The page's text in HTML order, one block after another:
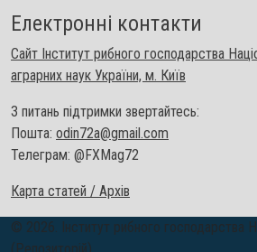
Електронні контакти
Сайт Інститут рибного господарства
аграрних наук України, м. Київ
З питань підтримки звертайтесь:
Пошта: odin72a@gmail.com
Телеграм: @FXMag72
Карта статей / Архів
© 2026. Інститут рибного господарства